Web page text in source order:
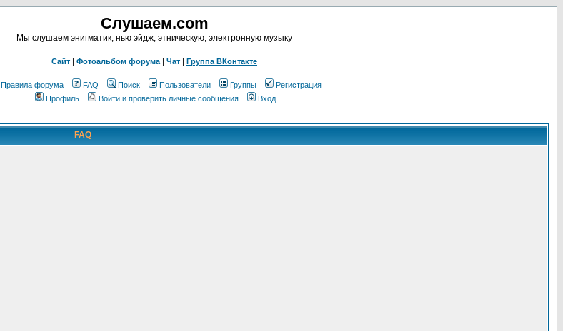
Слушаем.com
Мы слушаем энигматик, нью эйдж, этническую, электронную музыку
Сайт | Фотоальбом форума | Чат | Группа ВКонтакте
Правила форума FAQ Поиск Пользователи Группы
Регистрация
Профиль
Войти и проверить личные сообщения
Вход
FAQ